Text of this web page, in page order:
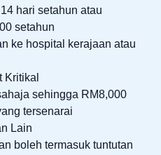
hari setahun atau
setahun
ke hospital kerajaan atau
Kritikal
sehingga RM8,000
tersenarai
Lain
boleh termasuk tuntutan